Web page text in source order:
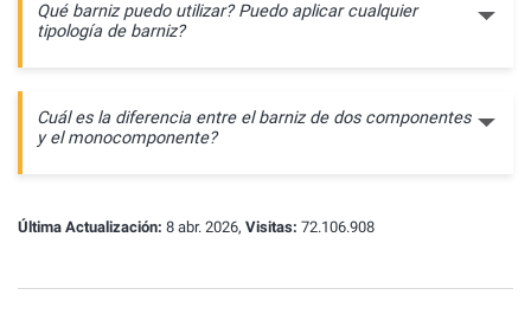
Qué barniz puedo utilizar? Puedo aplicar cualquier
tipología de barniz?
Cuál es la diferencia entre el barniz de dos componentes
y el monocomponente?
Última Actualización: 8 abr. 2026, Visitas: 72.106.908